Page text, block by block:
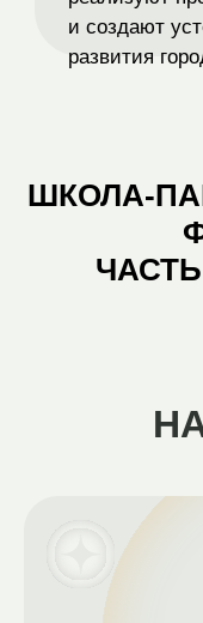
ИНТЕГРАЦИЯ